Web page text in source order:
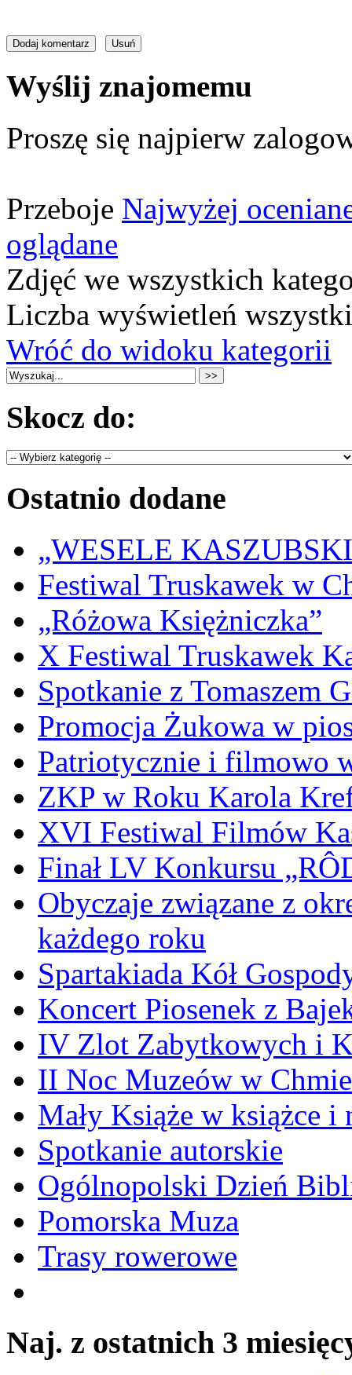
Wyślij znajomemu
Proszę się najpierw
Przeboje Najwyżej
oglądane
Zdjęć we wszystkich
Liczba wyświetleń
Wróć do widoku kategorii
Skocz do:
Ostatnio dodane
„WESELE
Festiwal Truskawek w
„Różowa Księżniczka”
X Festiwal Truskawek
Spotkanie z Tomaszem
Promocja Żukowa w
Patriotycznie i filmowo
ZKP w Roku Karola
XVI Festiwal Filmów
Finał LV Konkursu
Obyczaje związane z
każdego roku
Spartakiada Kół
Koncert Piosenek z
IV Zlot Zabytkowych i
II Noc Muzeów w
Mały Książe w książce i
Spotkanie autorskie
Ogólnopolski Dzień
Pomorska Muza
Trasy rowerowe
Naj. z ostatnich 3